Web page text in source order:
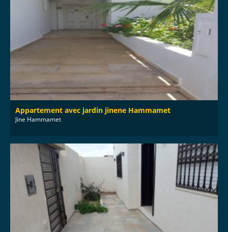
Appartement avec jardin jinene Hammamet
Jine Hammamet